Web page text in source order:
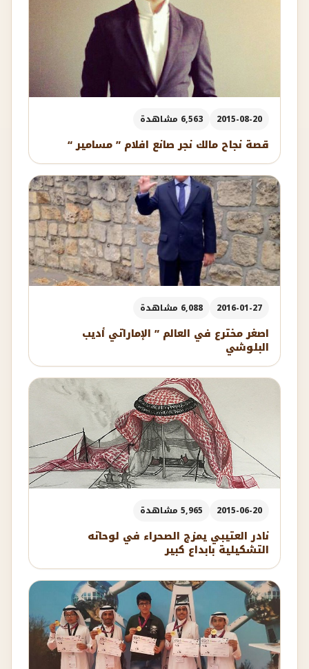
2015-08-20 6,563 مشاهدة
قصة نجاح مالك نجر صانع افلام ” مسامير “
2016-01-27 6,088 مشاهدة
اصغر مخترع في العالم ” الإماراتي أديب
البلوشي
2015-06-20 5,965 مشاهدة
نادر العتيبي يمزج الصحراء في لوحاته
التشكيلية بابداع كبير